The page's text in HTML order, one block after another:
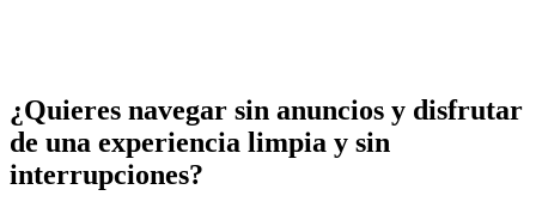
¿Quieres navegar sin anuncios y disfrutar
de una experiencia limpia y sin
interrupciones?